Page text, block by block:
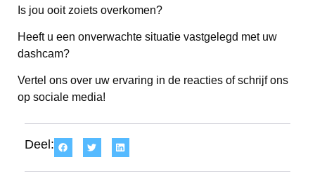
Is jou ooit zoiets overkomen?
Heeft u een onverwachte situatie vastgelegd met uw
dashcam?
Vertel ons over uw ervaring in de reacties of schrijf ons
op sociale media!
Deel: